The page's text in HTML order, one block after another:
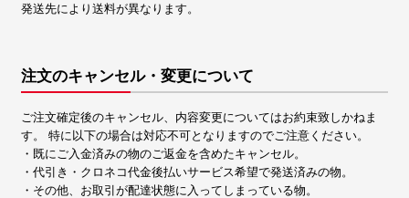
発送先により送料が異なります。
注文のキャンセル・変更について
ご注文確定後のキャンセル、内容変更についてはお約束致しかねま
す。 特に以下の場合は対応不可となりますのでご注意ください。
・既にご入金済みの物のご返金を含めたキャンセル。
・代引き・クロネコ代金後払いサービス希望で発送済みの物。
・その他、お取引が配達状態に入ってしまっている物。